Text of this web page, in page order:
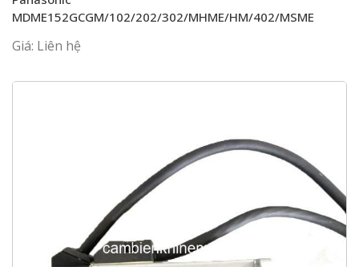
MDME152GCGM/102/202/302/MHME/HM/402/MSME
Giá: Liên hệ